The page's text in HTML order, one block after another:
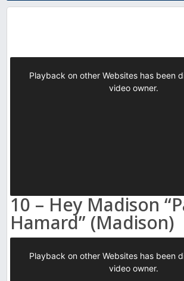
10 – Hey Madison
Hamard” (Madison)